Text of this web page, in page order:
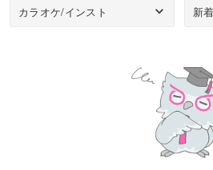
カラオケ/インスト 新